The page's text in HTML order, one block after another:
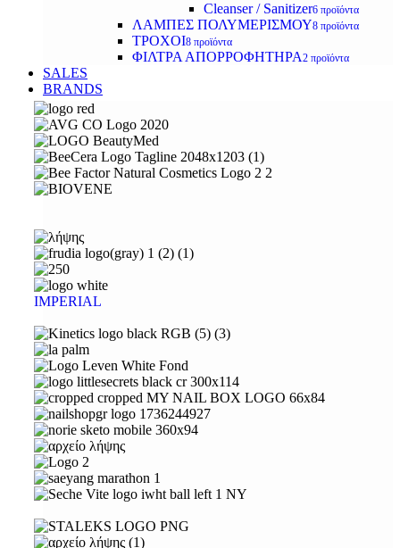
Cleanser / Sanitizer6 προϊόντα
ΛΑΜΠΕΣ ΠΟΛΥΜΕΡΙΣΜΟΥ8 προϊόντα
ΤΡΟΧΟΙ8 προϊόντα
ΦΙΛΤΡΑ ΑΠΟΡΡΟΦΗΤΗΡΑ2 προϊόντα
SALES
BRANDS
IMPERIAL